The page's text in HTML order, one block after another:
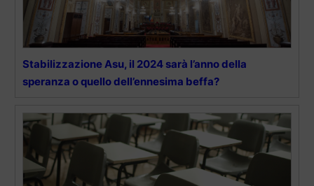
Stabilizzazione Asu, il 2024 sarà l’anno della
speranza o quello dell’ennesima beffa?